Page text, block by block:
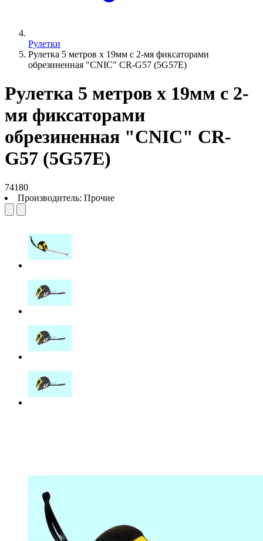
Рулетки
Рулетка 5 метров х 19мм с 2-мя фиксаторами
обрезиненная "CNIC" CR-G57 (5G57Е)
Рулетка 5 метров х 19мм с 2-
мя фиксаторами
обрезиненная "CNIC" CR-
G57 (5G57Е)
74180
Производитель: Прочие